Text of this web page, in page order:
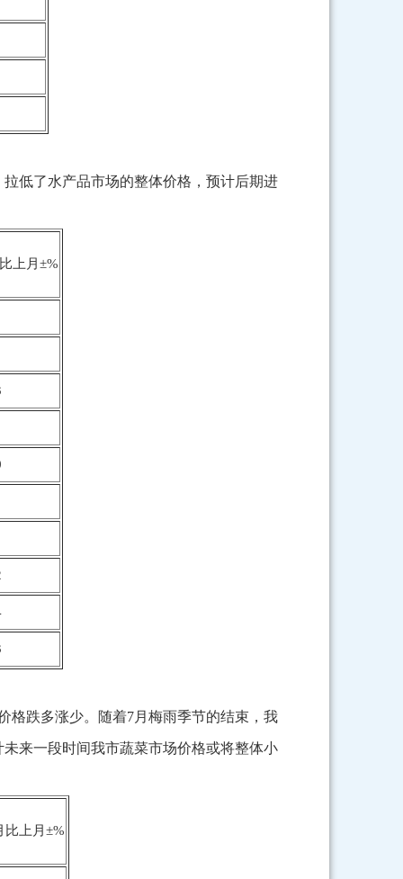
低了水产品市场的整体价格，预计后期进
上月±%
格跌多涨少。随着7月梅雨季节的结束，我
来一段时间我市蔬菜市场价格或将整体小
比上月±%